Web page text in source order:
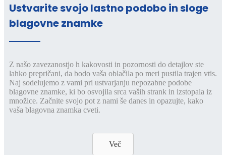
Ustvarite svojo lastno podobo in sloge
blagovne znamke
Z našo zavezanostjo h kakovosti in pozornosti do detajlov ste
lahko prepričani, da bodo vaša oblačila po meri pustila trajen vtis.
Naj sodelujemo z vami pri ustvarjanju nepozabne podobe
blagovne znamke, ki bo osvojila srca vaših strank in izstopala iz
množice. Začnite svojo pot z nami še danes in opazujte, kako
vaša blagovna znamka cveti.
Več